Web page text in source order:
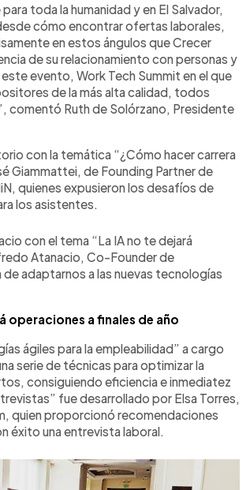
toda la humanidad y en El Salvador,
cómo encontrar ofertas laborales,
en estos ángulos que Crecer
de su relacionamiento con personas y
evento, Work Tech Summit en el que
de la más alta calidad, todos
comentó Ruth de Solórzano, Presidente
con la temática “¿Cómo hacer carrera
Giammattei, de Founding Partner de
quienes expusieron los desafíos de
los asistentes.
con el tema “La IA no te dejará
Atanacio, Co-Founder de
adaptarnos a las nuevas tecnologías
operaciones a finales de año
ágiles para la empleabilidad” a cargo
serie de técnicas para optimizar la
consiguiendo eficiencia e inmediatez
fue desarrollado por Elsa Torres,
quien proporcionó recomendaciones
éxito una entrevista laboral.